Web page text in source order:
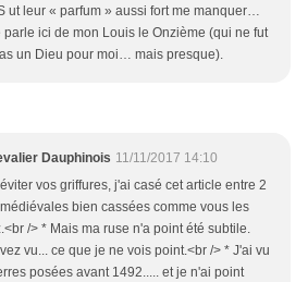
ut leur « parfum » aussi fort me manquer…
parle ici de mon Louis le Onzième (qui ne fut
un Dieu pour moi… mais presque).
Dauphinois 11/11/2017 14:10
vos griffures, j'ai casé cet article entre 2
bien cassées comme vous les
/> * Mais ma ruse n'a point été subtile.
vu... ce que je ne vois point.<br /> * J'ai vu
posées avant 1492..... et je n'ai point